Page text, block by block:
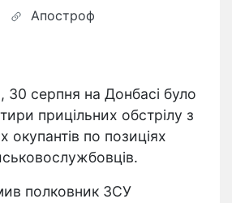
Апостроф
30 серпня на Донбасі було
прицільних обстрілу з
окупантів по позиціях
полковник ЗСУ